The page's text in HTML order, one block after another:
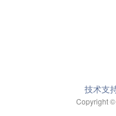
技术支
Copyright